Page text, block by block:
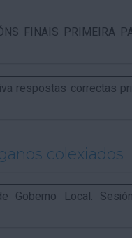
FINAIS PRIMEIRA
respostas correctas
colexiados
Goberno Local.